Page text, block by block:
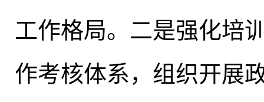
工作格局。二是强化培
作考核体系，组织开展